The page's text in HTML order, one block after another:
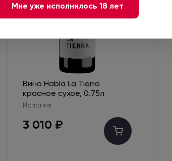
Вино Habla La Tierro
красное сухое, 0.75л
Испания
3 010 ₽
Мне уже исполнилось 18 лет